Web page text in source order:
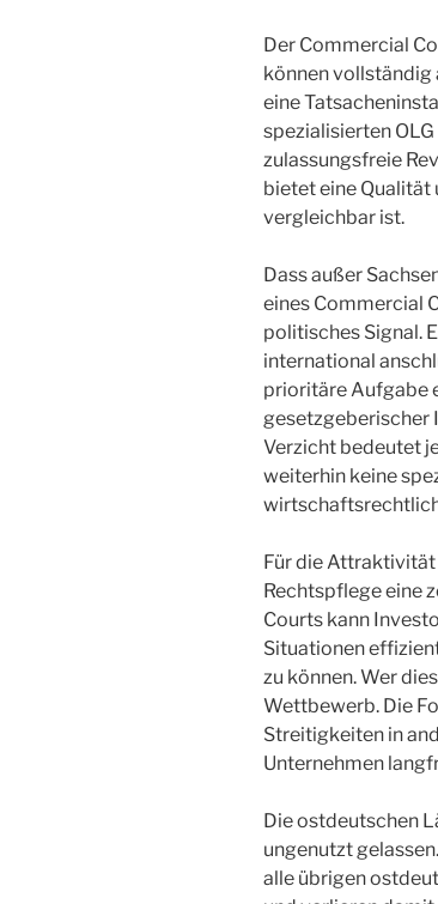
Der Commercial
können vollständig
eine
spezialisierten
zulassungsfreie
bietet eine Qualität
vergleichbar ist.
Dass außer
eines Commercial
politisches Signal.
international
prioritäre Aufgabe
gesetzgeberischer
Verzicht bedeutet
weiterhin keine
Für die
Rechtspflege eine
Courts kann
Situationen
zu können. Wer
Wettbewerb. Die
Streitigkeiten in
Unternehmen
Die ostdeutschen
ungenutzt
alle übrigen